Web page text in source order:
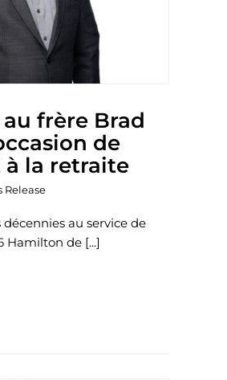
frère Brad
de
la retraite
Release
au service de
Hamilton de [...]